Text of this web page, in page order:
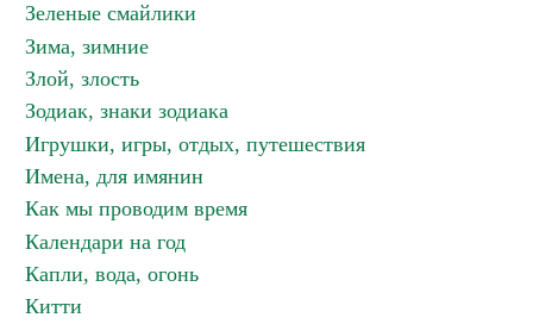
Зеленые смайлики
Зима, зимние
Злой, злость
Зодиак, знаки зодиака
Игрушки, игры, отдых, путешествия
Имена, для имянин
Как мы проводим время
Календари на год
Капли, вода, огонь
Китти